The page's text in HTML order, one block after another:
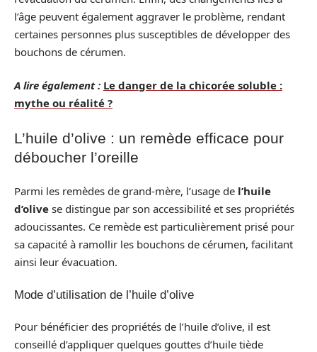
l’âge peuvent également aggraver le problème, rendant
certaines personnes plus susceptibles de développer des
bouchons de cérumen.
A lire également : Le danger de la chicorée soluble :
mythe ou réalité ?
L’huile d’olive : un remède efficace pour
déboucher l’oreille
Parmi les remèdes de grand-mère, l’usage de l’huile
d’olive se distingue par son accessibilité et ses propriétés
adoucissantes. Ce remède est particulièrement prisé pour
sa capacité à ramollir les bouchons de cérumen, facilitant
ainsi leur évacuation.
Mode d’utilisation de l’huile d’olive
Pour bénéficier des propriétés de l’huile d’olive, il est
conseillé d’appliquer quelques gouttes d’huile tiède